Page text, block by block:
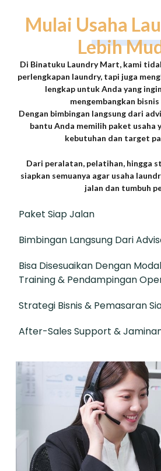
Mulai Usaha
Lebih
Di Binatuku Laundry Mart, kami
perlengkapan laundry, tapi juga
lengkap untuk Anda yang
mengembangkan
Dengan bimbingan langsung dari
bantu Anda memilih paket usaha
kebutuhan dan target
Dari peralatan, pelatihan, hingga
siapkan semuanya agar usaha
jalan dan tumbuh
Paket Siap Jalan
Bimbingan Langsung Dari
Bisa Disesuaikan Dengan
Training & Pendampingan
Strategi Bisnis & Pemasaran
After-Sales Support &